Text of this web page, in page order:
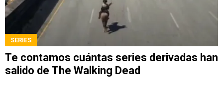
SERIES
Te contamos cuántas series derivadas han
salido de The Walking Dead